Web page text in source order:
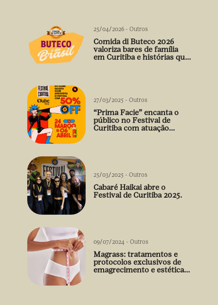
25/04/2026 - Outros
Comida di Buteco 2026
valoriza bares de família
em Curitiba e histórias que
27/03/2025 - Outros
“Prima Facie” encanta o
público no Festival de
Curitiba com atuação
25/03/2025 - Outros
Cabaré Haikai abre o
Festival de Curitiba 2025.
09/07/2024 - Outros
Magrass: tratamentos e
protocolos exclusivos de
emagrecimento e estética